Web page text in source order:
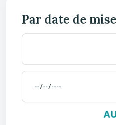
Par date de
AU